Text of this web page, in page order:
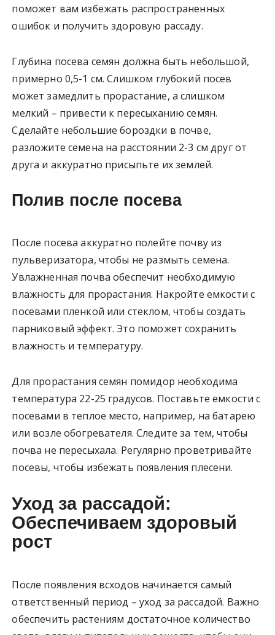
поможет вам избежать распространенных
ошибок и получить здоровую рассаду.
Глубина посева семян должна быть небольшой,
примерно 0,5-1 см. Слишком глубокий посев
может замедлить прорастание, а слишком
мелкий – привести к пересыханию семян.
Сделайте небольшие бороздки в почве,
разложите семена на расстоянии 2-3 см друг от
друга и аккуратно присыпьте их землей.
Полив после посева
После посева аккуратно полейте почву из
пульверизатора, чтобы не размыть семена.
Увлажненная почва обеспечит необходимую
влажность для прорастания. Накройте емкости с
посевами пленкой или стеклом, чтобы создать
парниковый эффект. Это поможет сохранить
влажность и температуру.
Для прорастания семян помидор необходима
температура 22-25 градусов. Поставьте емкости с
посевами в теплое место, например, на батарею
или возле обогревателя. Следите за тем, чтобы
почва не пересыхала. Регулярно проветривайте
посевы, чтобы избежать появления плесени.
Уход за рассадой:
Обеспечиваем здоровый
рост
После появления всходов начинается самый
ответственный период – уход за рассадой. Важно
обеспечить растениям достаточное количество